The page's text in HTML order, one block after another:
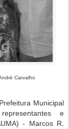
Carvalho
Municipal
e
- Marcos R.